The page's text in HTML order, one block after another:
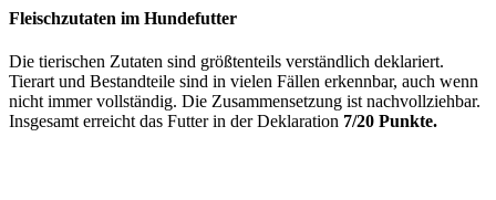
Fleischzutaten im Hundefutter
Die tierischen Zutaten sind größtenteils verständlich deklariert.
Tierart und Bestandteile sind in vielen Fällen erkennbar, auch wenn
nicht immer vollständig. Die Zusammensetzung ist nachvollziehbar.
Insgesamt erreicht das Futter in der Deklaration 7/20 Punkte.